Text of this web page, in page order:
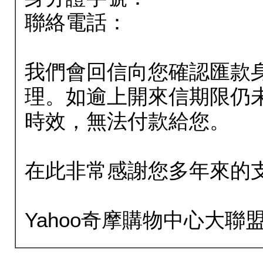
聯絡電話：
我們會回信向您確認匯款
理。如逾上開來信期限仍
時效，無法付款給您。
在此非常感謝您多年來的
Yahoo奇摩購物中心大